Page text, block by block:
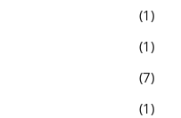
1
1
7
1